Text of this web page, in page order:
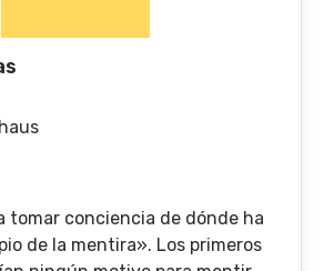
tomar conciencia de dónde ha
de la mentira». Los primeros